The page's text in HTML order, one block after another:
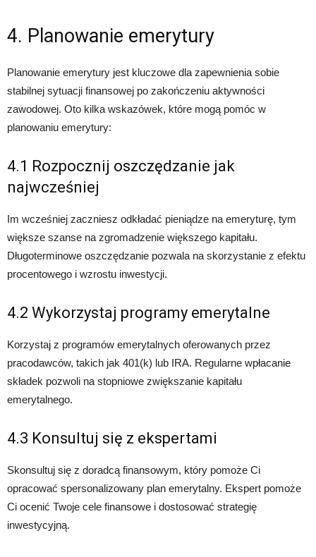
4. Planowanie emerytury
Planowanie emerytury jest kluczowe dla zapewnienia sobie
stabilnej sytuacji finansowej po zakończeniu aktywności
zawodowej. Oto kilka wskazówek, które mogą pomóc w
planowaniu emerytury:
4.1 Rozpocznij oszczędzanie jak
najwcześniej
Im wcześniej zaczniesz odkładać pieniądze na emeryturę, tym
większe szanse na zgromadzenie większego kapitału.
Długoterminowe oszczędzanie pozwala na skorzystanie z efektu
procentowego i wzrostu inwestycji.
4.2 Wykorzystaj programy emerytalne
Korzystaj z programów emerytalnych oferowanych przez
pracodawców, takich jak 401(k) lub IRA. Regularne wpłacanie
składek pozwoli na stopniowe zwiększanie kapitału
emerytalnego.
4.3 Konsultuj się z ekspertami
Skonsultuj się z doradcą finansowym, który pomoże Ci
opracować spersonalizowany plan emerytalny. Ekspert pomoże
Ci ocenić Twoje cele finansowe i dostosować strategię
inwestycyjną.